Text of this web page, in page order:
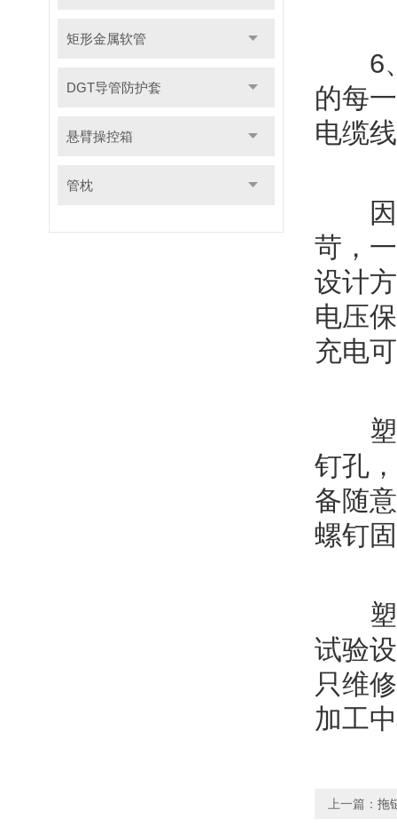
矩形金属软管
DGT导管防护套
悬臂操控箱
管枕
6、
的每
电缆
因为
苛，
设计
电压
充电
塑料
钉孔
备随
螺钉
塑料
试验
只维
加工
上一篇： 拖